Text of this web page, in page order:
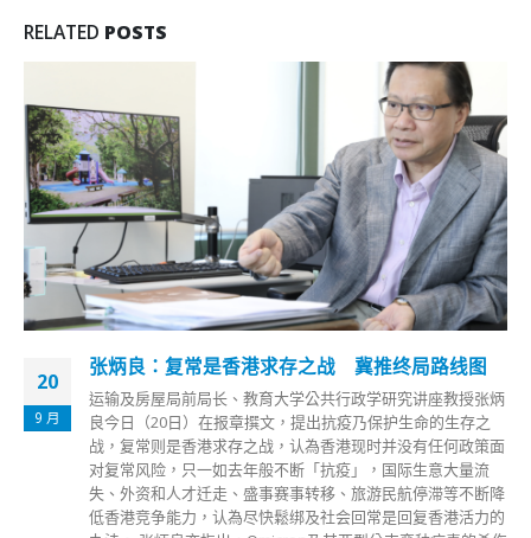
RELATED POSTS
20
9 月
张炳良：复常是香港求存之战 冀推终局路线图
运输及房屋局前局长、教育大学公共行政学研究讲座教授张炳
良今日（20日）在报章撰文，提出抗疫乃保护生命的生存之
战，复常则是香港求存之战，认為香港现时并没有任何政策面
对复常风险，只一如去年般不断「抗疫」，国际生意大量流
失、外资和人才迁走、盛事赛事转移、旅游民航停滞等不断降
低香港竞争能力，认為尽快鬆绑及社会回常是回复香港活力的